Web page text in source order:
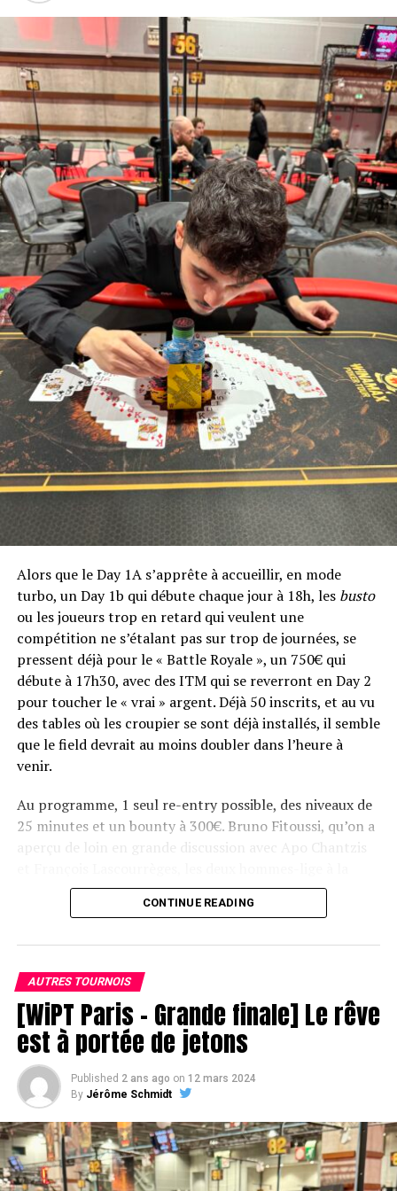
agressif en finale et sa paire de Rois balayant les Valets
de Franck Kalfon le propulseront définitivement vers le
titre.
Après s’être fait remarquer lors des ACF Hold’Em Series,
Victor Delmasconfirme lui aussi sa bonne forme en
terminant à la frustrante seconde place.
Franck Kalfon, qu’on ne présente plus, vient compléter
le podium.
On peut également noter la 7ème place deRonan
« roroflush » Monfortqui est toujours aussi régulier
depuis qu’il a décider de consacrer pleinement au poker.
Résultats :
1) LICHENTIN
David – 11 675€
2) DELMAS Victor
– 7 660€
3) KALFON Franck
– 5 105€
4) LAKHSASSI
Amine – 3 650€
5) DJORNO Dan – 2
920€
6) FUJIYAMA
Kazuma – 2 190€
7) MONFORT
Ronan – 1 460€
8- HARVEY Charles
– 1 095€
9) BAROUKH EBSTEIN Bernard – 722€
RELATED TOPICS:
UP NEXT
Nouveau programme des tournois réguliers de l'ACF
Suat Uyanik remporte le 500€ Deepstack de l'ACF
Alors que le Day 1A s’apprête à accueillir, en mode
turbo, un Day 1b qui débute chaque jour à 18h, les busto
ou les joueurs trop en retard qui veulent une
compétition ne s’étalant pas sur trop de journées, se
pressent déjà pour le « Battle Royale », un 750€ qui
débute à 17h30, avec des ITM qui se reverront en Day 2
pour toucher le « vrai » argent. Déjà 50 inscrits, et au vu
des tables où les croupier se sont déjà installés, il semble
que le field devrait au moins doubler dans l’heure à
venir.
Au programme, 1 seul re-entry possible, des niveaux de
25 minutes et un bounty à 300€. Bruno Fitoussi, qu’on a
aperçu de loin en grande discussion avec Apo Chantzis
marque Texapoker, devrait être de cette compétition :
l’ambassadeur de la marque a dû renoncer au dernier
éventuel Day 2…
CONTINUE READING
AUTRES TOURNOIS
[WiPT Paris – Grande finale] Le rêve
est à portée de jetons
Published 2 ans ago on 12 mars 2024
By Jérôme Schmidt